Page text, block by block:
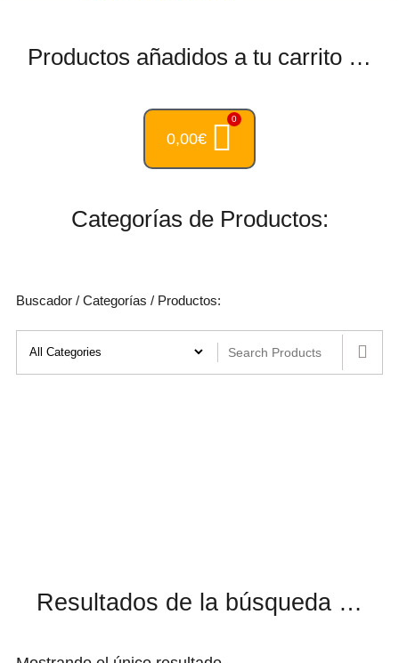
Productos añadidos a tu carrito …
0,00€
Categorías de Productos:
Buscador / Categorías / Productos:
Resultados de la búsqueda …